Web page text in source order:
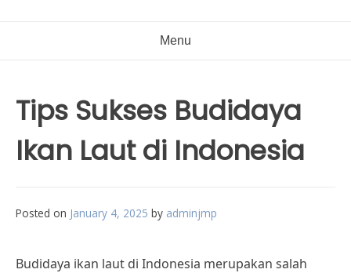
Menu
Tips Sukses Budidaya
Ikan Laut di Indonesia
Posted on January 4, 2025 by adminjmp
Budidaya ikan laut di Indonesia merupakan salah